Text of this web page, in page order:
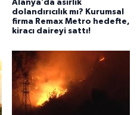
Alanya’da asırlık
dolandırıcılık mı? Kurumsal
firma Remax Metro hedefte,
kiracı daireyi sattı!